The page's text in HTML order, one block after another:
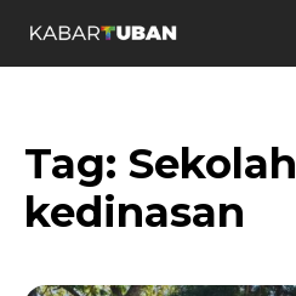
Tag: Sekolah
kedinasan